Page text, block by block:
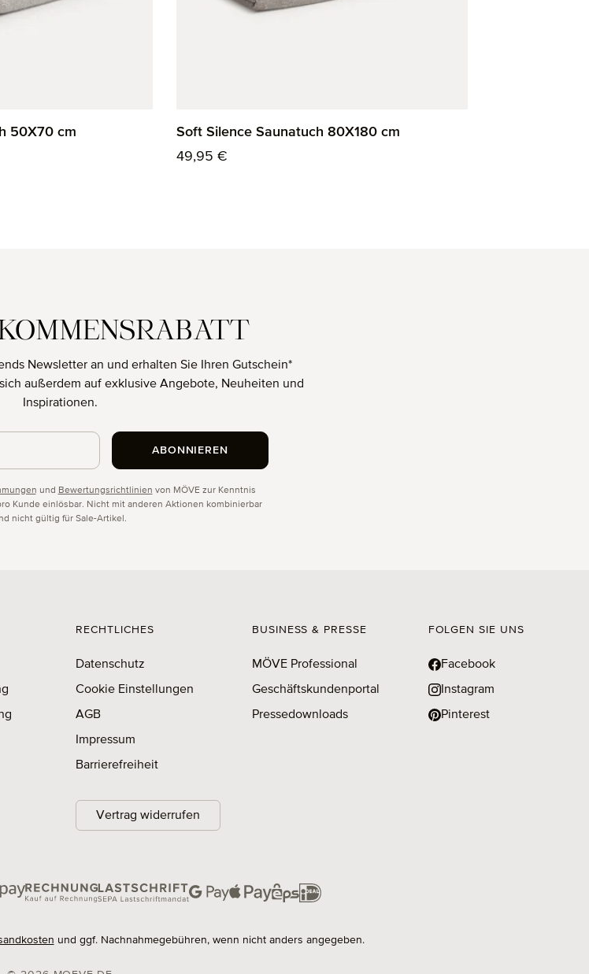
50X70 cm
Soft Silence Saunatuch 80X180 cm
Regulärer Preis:
49,95 €
Newsletter an und erhalten Sie Ihren Gutschein*
außerdem auf exklusive Angebote, Neuheiten und
Inspirationen.
und Bewertungsrichtlinien von MÖVE zur Kenntnis
Kunde einlösbar. Nicht mit anderen Aktionen kombinierbar
nicht gültig für Sale-Artikel.
ABONNIEREN
RECHTLICHES
Datenschutz
Cookie Einstellungen
AGB
Impressum
Barrierefreiheit
Vertrag widerrufen
BUSINESS & PRESSE
MÖVE Professional
Geschäftskundenportal
Pressedownloads
FOLGEN SIE UNS
Facebook
Instagram
Pinterest
und ggf. Nachnahmegebühren, wenn nicht anders angegeben.